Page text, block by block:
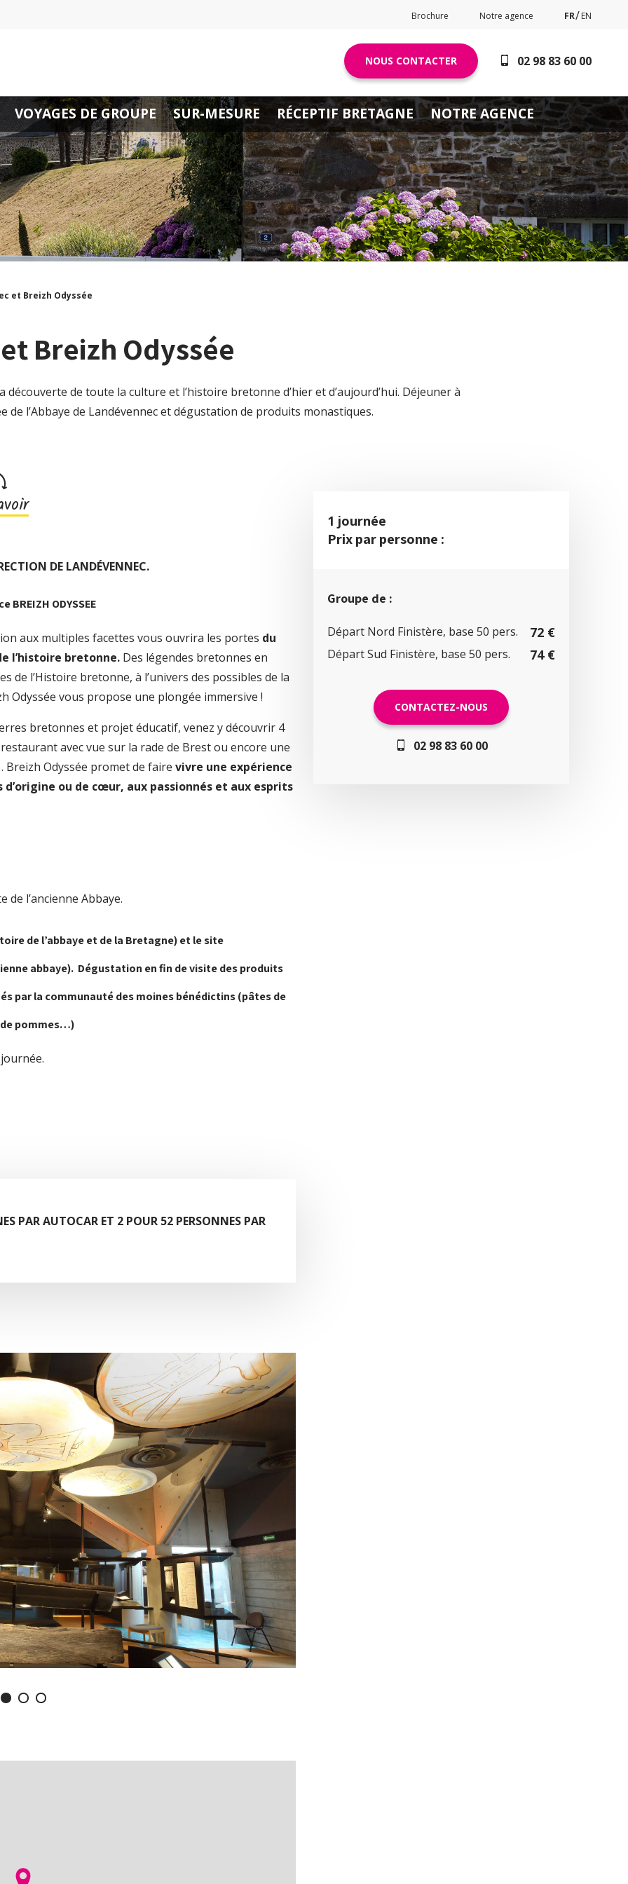
Brochure Notre agence FR EN
NOUS CONTACTER 02 98 83 60 00
VOYAGES DE GROUPE SUR-MESURE RÉCEPTIF BRETAGNE NOTRE AGENCE
et Breizh Odyssée
Breizh Odyssée
découverte de toute la culture et l’histoire bretonne d’hier et d’aujourd’hui. Déjeuner à
de l’Abbaye de Landévennec et dégustation de produits monastiques.
1 journée
Prix par personne :
Groupe de :
Départ Nord Finistère, base 50 pers. 72 €
Départ Sud Finistère, base 50 pers. 74 €
CONTACTEZ-NOUS
02 98 83 60 00
DE LANDÉVENNEC.
ODYSSEE
aux multiples facettes vous ouvrira les portes du
l’histoire bretonne. Des légendes bretonnes en
de l’Histoire bretonne, à l’univers des possibles de la
Odyssée vous propose une plongée immersive !
bretonnes et projet éducatif, venez y découvrir 4
avec vue sur la rade de Brest ou encore une
Odyssée promet de faire vivre une expérience
ou de cœur, aux passionnés et aux esprits
de l’ancienne Abbaye.
de l’abbaye et de la Bretagne) et le site
abbaye). Dégustation en fin de visite des produits
par la communauté des moines bénédictins (pâtes de
pommes…)
PAR AUTOCAR ET 2 POUR 52 PERSONNES PAR